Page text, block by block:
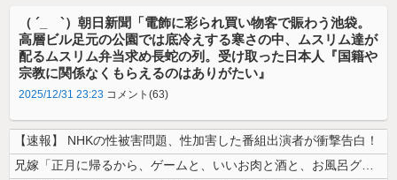
（ ´_ゝ`）朝日新聞「電飾に彩られ買い物客で賑わう池袋。
高層ビル足元の公園では底冷えする寒さの中、ムスリム達が
配るムスリム弁当求め長蛇の列。受け取った日本人『国籍や
宗教に関係なくもらえるのはありがたい』
2025/12/31 23:23 コメント(63)
【速報】 NHKの性被害問題、性加害した番組出演者が衝撃告白！
兄嫁「正月に帰るから、ゲームと、いいお肉と酒と、お風呂グッズの準備しと...